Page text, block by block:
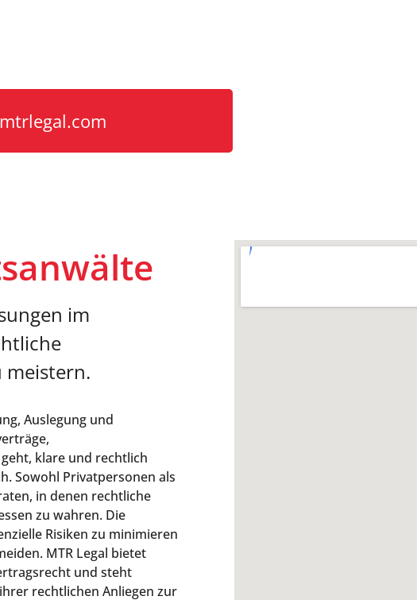
im
meistern.
Auslegung und
klare und rechtlich
Sowohl Privatpersonen als
in denen rechtliche
zu wahren. Die
Risiken zu minimieren
MTR Legal bietet
und steht
rechtlichen Anliegen zur